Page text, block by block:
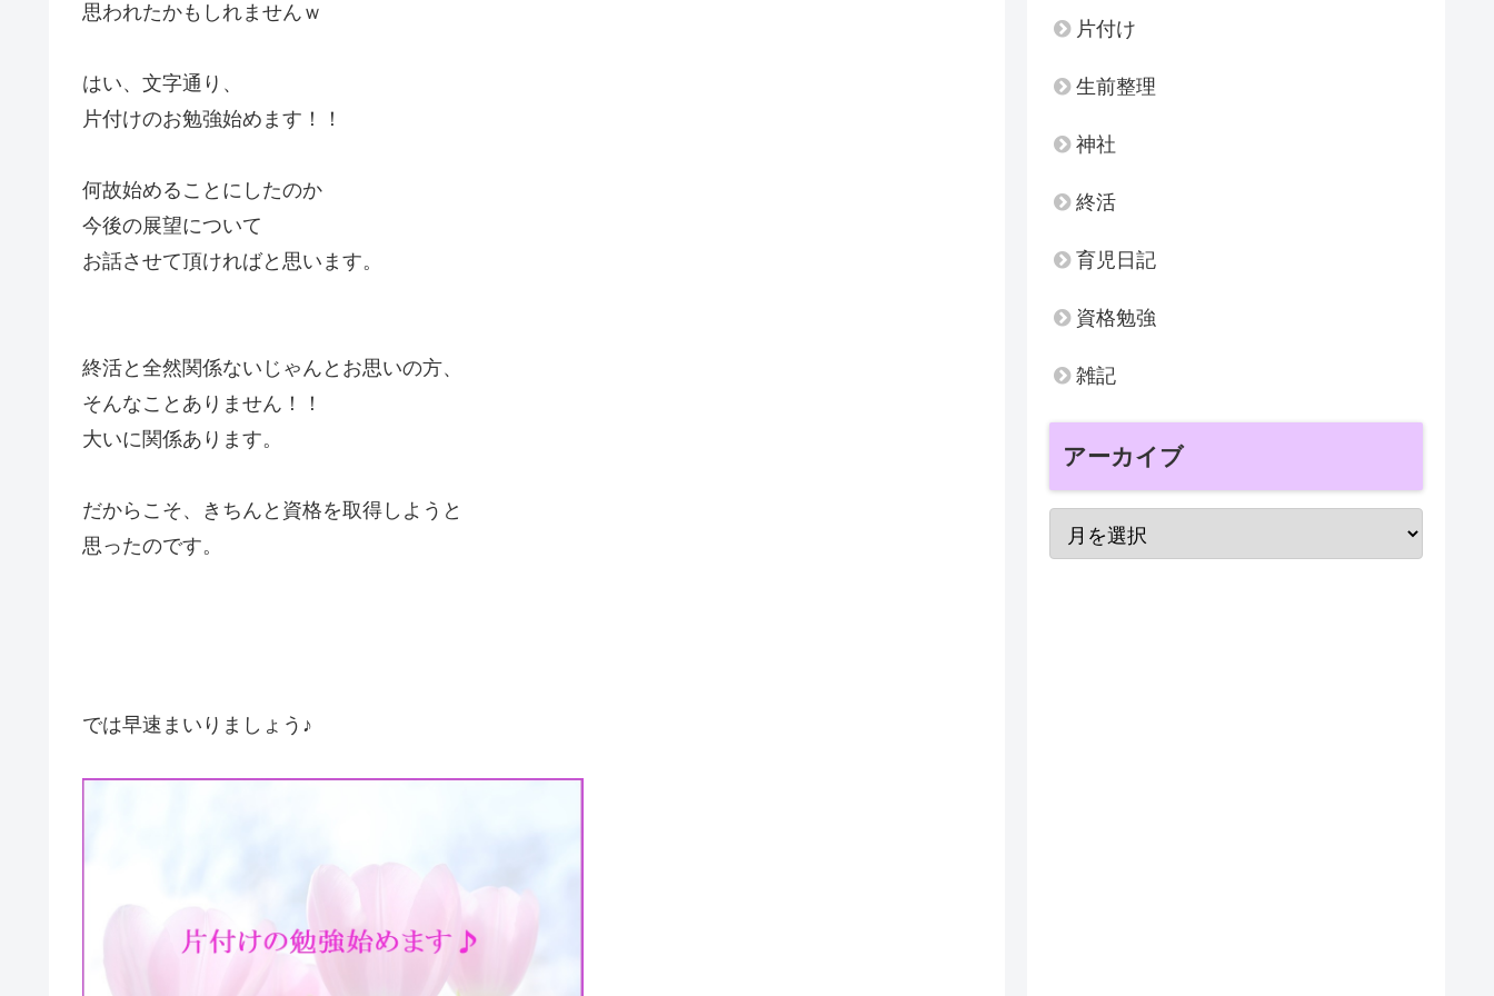
思われたかもしれませんｗ
はい、文字通り、
片付けのお勉強始めます！！
何故始めることにしたのか
今後の展望について
お話させて頂ければと思います。
終活と全然関係ないじゃんとお思いの方、
そんなことありません！！
大いに関係あります。
だからこそ、きちんと資格を取得しようと
思ったのです。
では早速まいりましょう♪
片付け
生前整理
神社
終活
育児日記
資格勉強
雑記
アーカイブ